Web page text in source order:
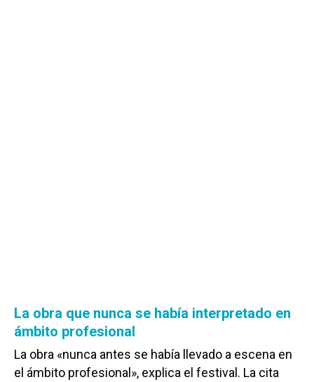
La obra que nunca se había interpretado en
ámbito profesional
La obra «nunca antes se había llevado a escena en
el ámbito profesional», explica el festival. La cita